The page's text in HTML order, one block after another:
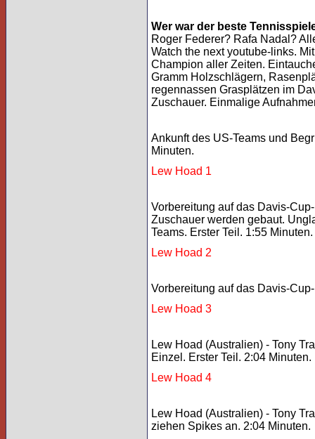
Wer war der beste
Roger Federer? Rafa Nadal?
Watch the next youtube-links.
Champion aller Zeiten.
Gramm Holzschlägern,
regennassen Grasplätzen im
Zuschauer. Einmalige
Ankunft des US-Teams und
Minuten.
Lew Hoad 1
Vorbereitung auf das Davis-
Zuschauer werden gebaut.
Teams. Erster Teil. 1:55 Minuten.
Lew Hoad 2
Vorbereitung auf das Davis-
Lew Hoad 3
Lew Hoad (Australien) - Tony
Einzel. Erster Teil. 2:04 Minuten.
Lew Hoad 4
Lew Hoad (Australien) - Tony
ziehen Spikes an. 2:04 Minuten.